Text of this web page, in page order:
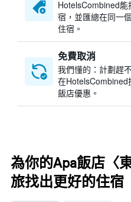
HotelsCombined​
宿，並匯總在同一
住宿。
免費取消
我們懂的：計劃趕
在HotelsCombined
飯店優惠。
為你的Apa飯店〈
旅找出更好的住宿